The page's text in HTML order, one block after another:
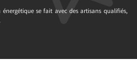
énergétique se fait avec des artisans qualifiés,